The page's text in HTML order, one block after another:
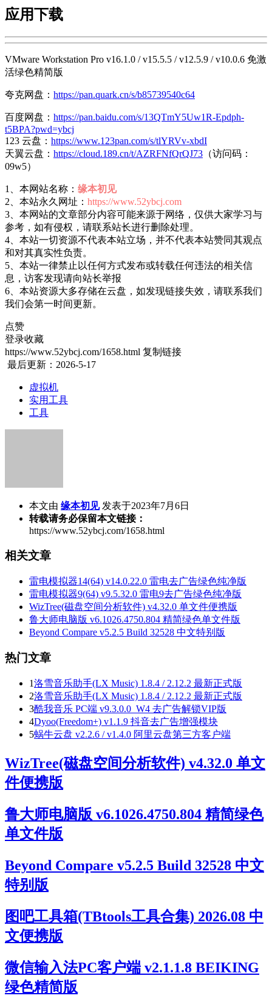
应用下载
VMware Workstation Pro v16.1.0 / v15.5.5 / v12.5.9 / v10.0.6 免激
活绿色精简版
夸克网盘： https://pan.quark.cn/s/b85739540c64
百度网盘： https://pan.baidu.com/s/13QTmY5Uw1R-Epdph-
t5BPA?pwd=ybcj
123 云盘： https://www.123pan.com/s/tlYRVv-xbdI
天翼云盘： https://cloud.189.cn/t/AZRFNfQrQJ73 （访问码：
09w5）
1、本网站名称： 缘本初见
2、本站永久网址： https://www.52ybcj.com
3、本网站的文章部分内容可能来源于网络，仅供大家学习与
参考，如有侵权，请联系站长进行删除处理。
4、本站一切资源不代表本站立场，并不代表本站赞同其观点
和对其真实性负责。
5、本站一律禁止以任何方式发布或转载任何违法的相关信
息，访客发现请向站长举报
6、本站资源大多存储在云盘，如发现链接失效，请联系我们
我们会第一时间更新。
点赞
登录收藏
https://www.52ybcj.com/1658.html 复制链接
最后更新：2026-5-17
虚拟机
实用工具
工具
本文由 缘本初见 发表于2023年7月6日
转载请务必保留本文链接：
https://www.52ybcj.com/1658.html
相关文章
雷电模拟器14(64) v14.0.22.0 雷电去广告绿色纯净版
雷电模拟器9(64) v9.5.32.0 雷电9去广告绿色纯净版
WizTree(磁盘空间分析软件) v4.32.0 单文件便携版
鲁大师电脑版 v6.1026.4750.804 精简绿色单文件版
Beyond Compare v5.2.5 Build 32528 中文特别版
热门文章
1洛雪音乐助手(LX Music) 1.8.4 / 2.12.2 最新正式版
2洛雪音乐助手(LX Music) 1.8.4 / 2.12.2 最新正式版
3酷我音乐 PC端 v9.3.0.0_W4 去广告解锁VIP版
4Dyoo(Freedom+) v1.1.9 抖音去广告增强模块
5蜗牛云盘 v2.2.6 / v1.4.0 阿里云盘第三方客户端
WizTree(磁盘空间分析软件) v4.32.0 单文
件便携版
鲁大师电脑版 v6.1026.4750.804 精简绿色
单文件版
Beyond Compare v5.2.5 Build 32528 中文
特别版
图吧工具箱(TBtools工具合集) 2026.08 中
文便携版
微信输入法PC客户端 v2.1.1.8 BEIKING
绿色精简版